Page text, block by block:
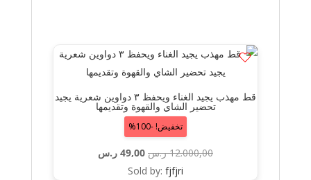
قط مهذب يجيد الغناء ويحفظ ٣ دواوين شعرية يجيد
تحضير الشاي والقهوة وتقديمها
تخفيض! -100%
12.000,00 ر.س السعر
الأصلي
49,00 ر.س
Sold by: fjfjri